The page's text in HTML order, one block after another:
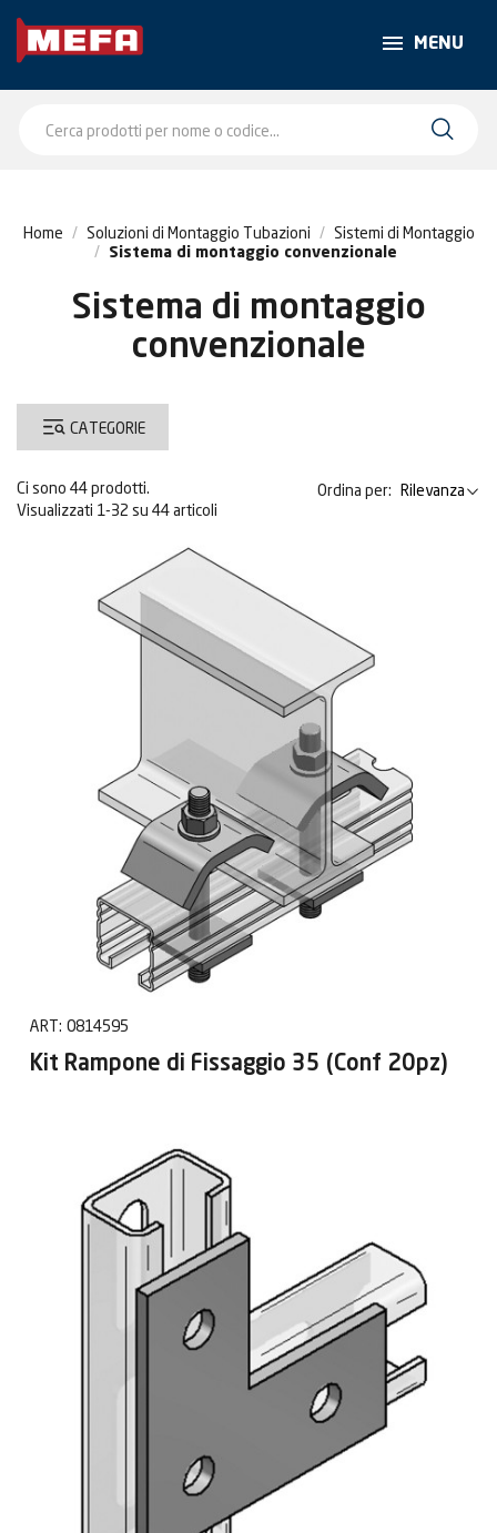
MENU
Home Soluzioni di Montaggio Tubazioni Sistemi di Montaggio
Sistema di montaggio convenzionale
Sistema di montaggio
convenzionale
CATEGORIE
Ci sono 44 prodotti. Ordina per: Rilevanza
Visualizzati 1-32 su 44 articoli
ART: 0814595
Kit Rampone di Fissaggio 35 (Conf 20pz)